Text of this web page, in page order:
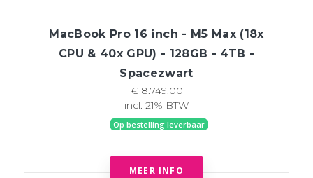
MacBook Pro 16 inch - M5 Max (18x
CPU & 40x GPU) - 128GB - 4TB -
Spacezwart
€ 8.749,00
incl. 21% BTW
Op bestelling leverbaar
MEER INFO